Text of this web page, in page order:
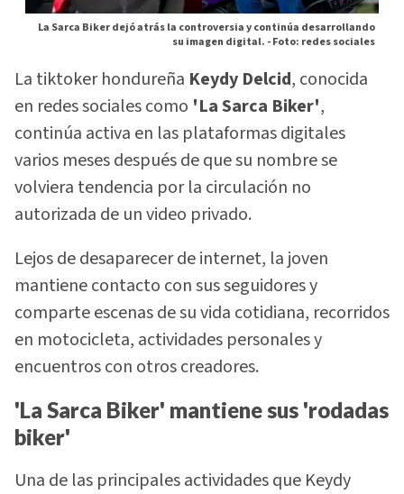
La Sarca Biker dejó atrás la controversia y continúa desarrollando
su imagen digital. -Foto: redes sociales
La tiktoker hondureña Keydy Delcid, conocida
en redes sociales como 'La Sarca Biker',
continúa activa en las plataformas digitales
varios meses después de que su nombre se
volviera tendencia por la circulación no
autorizada de un video privado.
Lejos de desaparecer de internet, la joven
mantiene contacto con sus seguidores y
comparte escenas de su vida cotidiana, recorridos
en motocicleta, actividades personales y
encuentros con otros creadores.
'La Sarca Biker' mantiene sus 'rodadas
biker'
Una de las principales actividades que Keydy